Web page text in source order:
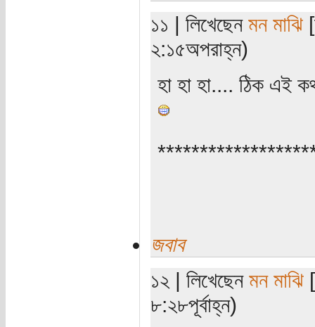
১১ | লিখেছেন মন মাঝি
২:১৫অপরাহ্ন)
হা হা হা.... ঠিক এই
জবাব
১২ | লিখেছেন মন মাঝি
৮:২৮পূর্বাহ্ন)